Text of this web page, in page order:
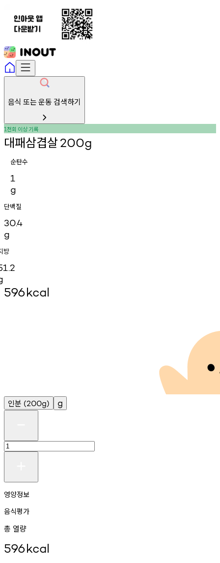
음식 또는 운동 검색하기
1천회 이상기록
대패삼겹살200g
순탄수
1
g
단백질
30.4
g
방
596kcal
인분 (200g) g
영양정보
음식평가
총 열량
596kcal